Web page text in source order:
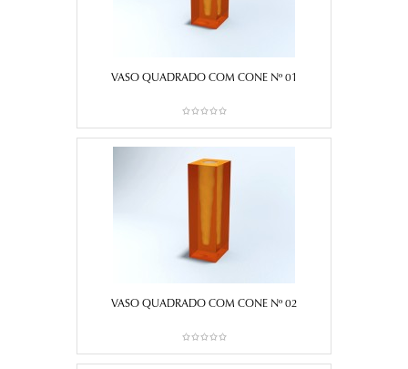
VASO QUADRADO COM CONE Nº 01
VASO QUADRADO COM CONE Nº 02